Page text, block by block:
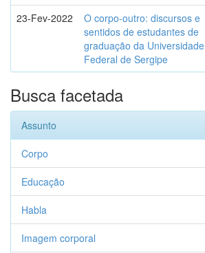
23-Fev-2022
O corpo-outro: discursos e
sentidos de estudantes de
graduação da Universidade
Federal de Sergipe
Busca facetada
Assunto
Corpo
Educação
Habla
Imagem corporal